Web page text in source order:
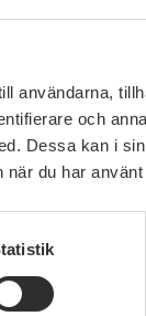
användarna,
och
Dessa kan i
du har
att det